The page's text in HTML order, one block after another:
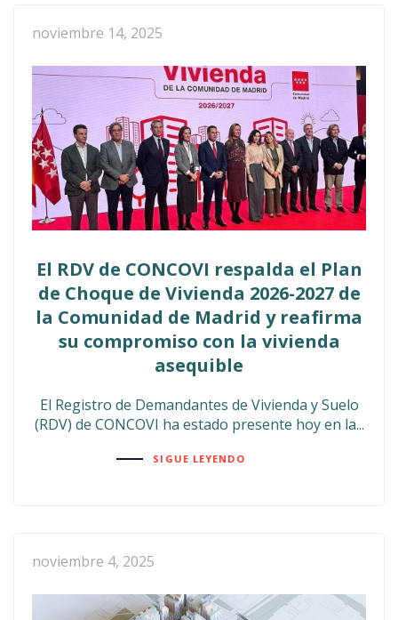
noviembre 14, 2025
El RDV de CONCOVI respalda el Plan
de Choque de Vivienda 2026-2027 de
la Comunidad de Madrid y reafirma
su compromiso con la vivienda
asequible
El Registro de Demandantes de Vivienda y Suelo
(RDV) de CONCOVI ha estado presente hoy en la...
SIGUE LEYENDO
noviembre 4, 2025